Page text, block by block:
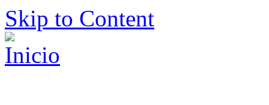
Skip to Content